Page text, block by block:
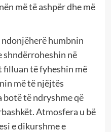
më të ashpër dhe më
humbnin
shndërroheshin në
të fyheshin më
më të njëjtës
botë të ndryshme që
Atmosfera u bë
e dikurshme e